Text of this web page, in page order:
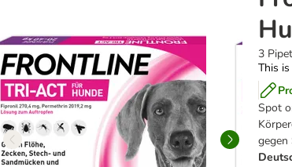
3
This
Spot
gegen